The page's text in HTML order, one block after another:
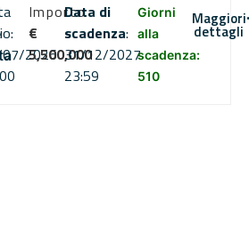
2026
Importo
€
5,500,000
Data di
scadenza:
31/12/2027
23:59
Giorni
alla
scadenza:
510
Maggiori
dettagli